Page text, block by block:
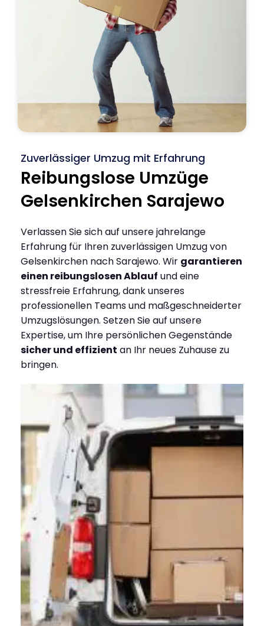
Zuverlässiger Umzug mit Erfahrung
Reibungslose Umzüge
Gelsenkirchen Sarajewo
Verlassen Sie sich auf unsere jahrelange
Erfahrung für Ihren zuverlässigen Umzug von
Gelsenkirchen nach Sarajewo. Wir garantieren
einen reibungslosen Ablauf und eine
stressfreie Erfahrung, dank unseres
professionellen Teams und maßgeschneiderter
Umzugslösungen. Setzen Sie auf unsere
Expertise, um Ihre persönlichen Gegenstände
sicher und effizient an Ihr neues Zuhause zu
bringen.